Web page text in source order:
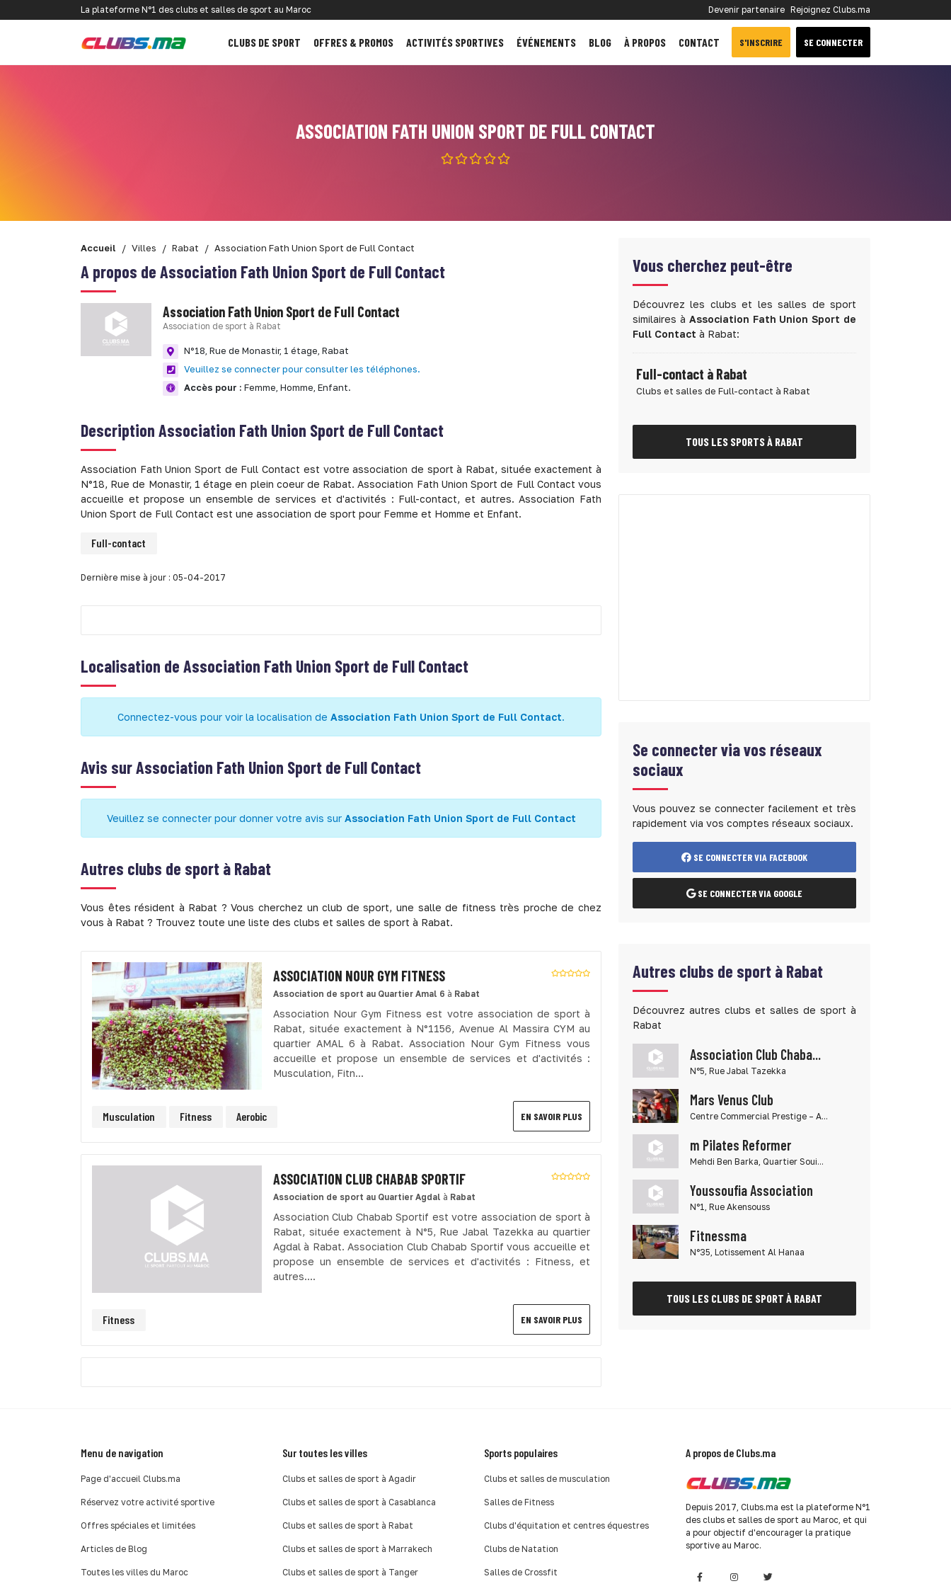
La plateforme N°1 des clubs et salles de sport au Maroc Devenir partenaire Rejoignez Clubs.ma
CLUBS DE SPORT OFFRES & PROMOS ACTIVITÉS SPORTIVES ÉVÉNEMENTS BLOG À PROPOS CONTACT S'INSCRIRE SE CONNECTER
ASSOCIATION FATH UNION SPORT DE FULL CONTACT
Accueil Villes Rabat Association Fath Union Sport de Full Contact
A propos de Association Fath Union Sport de Full Contact
Association Fath Union Sport de Full Contact
Association de sport à Rabat
N°18, Rue de Monastir, 1 étage, Rabat
Veuillez se connecter pour consulter les téléphones.
Accès pour : Femme, Homme, Enfant.
Description Association Fath Union Sport de Full Contact
Association Fath Union Sport de Full Contact est votre association de sport à Rabat, située exactement à
N°18, Rue de Monastir, 1 étage en plein coeur de Rabat. Association Fath Union Sport de Full Contact vous
accueille et propose un ensemble de services et d'activités : Full-contact, et autres. Association Fath
Union Sport de Full Contact est une association de sport pour Femme et Homme et Enfant.
Full-contact
Dernière mise à jour : 05-04-2017
Localisation de Association Fath Union Sport de Full Contact
Connectez-vous pour voir la localisation de Association Fath Union Sport de Full Contact.
Avis surAssociation Fath Union Sport de Full Contact
Veuillez se connecter pour donner votre avis sur Association Fath Union Sport de Full Contact
Autres clubs de sport à Rabat
Vous êtes résident à Rabat ? Vous cherchez un club de sport, une salle de fitness très proche de chez
vous à Rabat ? Trouvez toute une liste des clubs et salles de sport à Rabat.
ASSOCIATION NOUR GYM FITNESS
Association de sport au Quartier Amal 6 à Rabat
Association Nour Gym Fitness est votre association de sport à
Rabat, située exactement à N°1156, Avenue Al Massira CYM au
quartier AMAL 6 à Rabat. Association Nour Gym Fitness vous
accueille et propose un ensemble de services et d'activités :
Musculation, Fitn...
Musculation Fitness Aerobic EN SAVOIR PLUS
ASSOCIATION CLUB CHABAB SPORTIF
Association de sport au Quartier Agdal à Rabat
Association Club Chabab Sportif est votre association de sport à
Rabat, située exactement à N°5, Rue Jabal Tazekka au quartier
Agdal à Rabat. Association Club Chabab Sportif vous accueille et
propose un ensemble de services et d'activités : Fitness, et
autres....
Fitness EN SAVOIR PLUS
Vous cherchez peut-être
Découvrez les clubs et les salles de sport
similaires à Association Fath Union Sport de
Full Contact à Rabat:
Full-contact à Rabat
Clubs et salles de Full-contact à Rabat
TOUS LES SPORTS À RABAT
Se connecter via vos réseaux
sociaux
Vous pouvez se connecter facilement et très
rapidement via vos comptes réseaux sociaux.
SE CONNECTER VIA FACEBOOK
SE CONNECTER VIA GOOGLE
Autres clubs de sport à Rabat
Découvrez autres clubs et salles de sport à
Rabat
Association Club Chaba...
N°5, Rue Jabal Tazekka
Mars Venus Club
Centre Commercial Prestige – A...
m Pilates Reformer
Mehdi Ben Barka, Quartier Soui...
Youssoufia Association
N°1, Rue Akensouss
Fitnessma
N°35, Lotissement Al Hanaa
TOUS LES CLUBS DE SPORT À RABAT
Menu de navigation
Page d'accueil Clubs.ma
Réservez votre activité sportive
Offres spéciales et limitées
Articles de Blog
Toutes les villes du Maroc
Sur toutes les villes
Clubs et salles de sport à Agadir
Clubs et salles de sport à Casablanca
Clubs et salles de sport à Rabat
Clubs et salles de sport à Marrakech
Clubs et salles de sport à Tanger
Sports populaires
Clubs et salles de musculation
Salles de Fitness
Clubs d'équitation et centres équestres
Clubs de Natation
Salles de Crossfit
A propos de Clubs.ma
Depuis 2017, Clubs.ma est la plateforme N°1
des clubs et salles de sport au Maroc, et qui
a pour objectif d'encourager la pratique
sportive au Maroc.